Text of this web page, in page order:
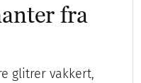
fra
glitrer vakkert,